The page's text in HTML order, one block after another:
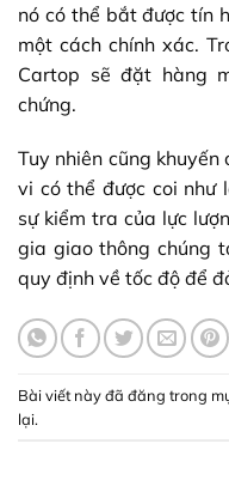
nó có thể bắt được tín
một cách chính xác.
Cartop sẽ đặt hàng
chứng.
Tuy nhiên cũng
vi có thể được coi
sự kiểm tra của lực
gia giao thông chúng
quy định về tốc độ để
Bài viết này đã đăng trong
lại.